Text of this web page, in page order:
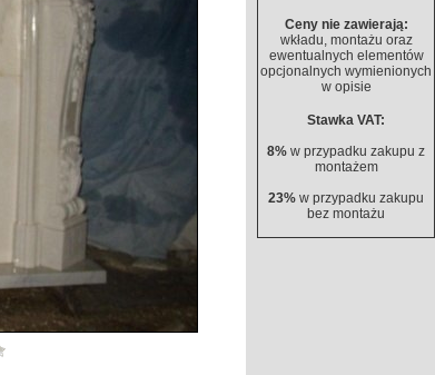
Ceny nie zawierają:
wkładu, montażu oraz
ewentualnych elementów
opcjonalnych wymienionych
w opisie
Stawka VAT:
8% w przypadku zakupu z
montażem
23% w przypadku zakupu
bez montażu